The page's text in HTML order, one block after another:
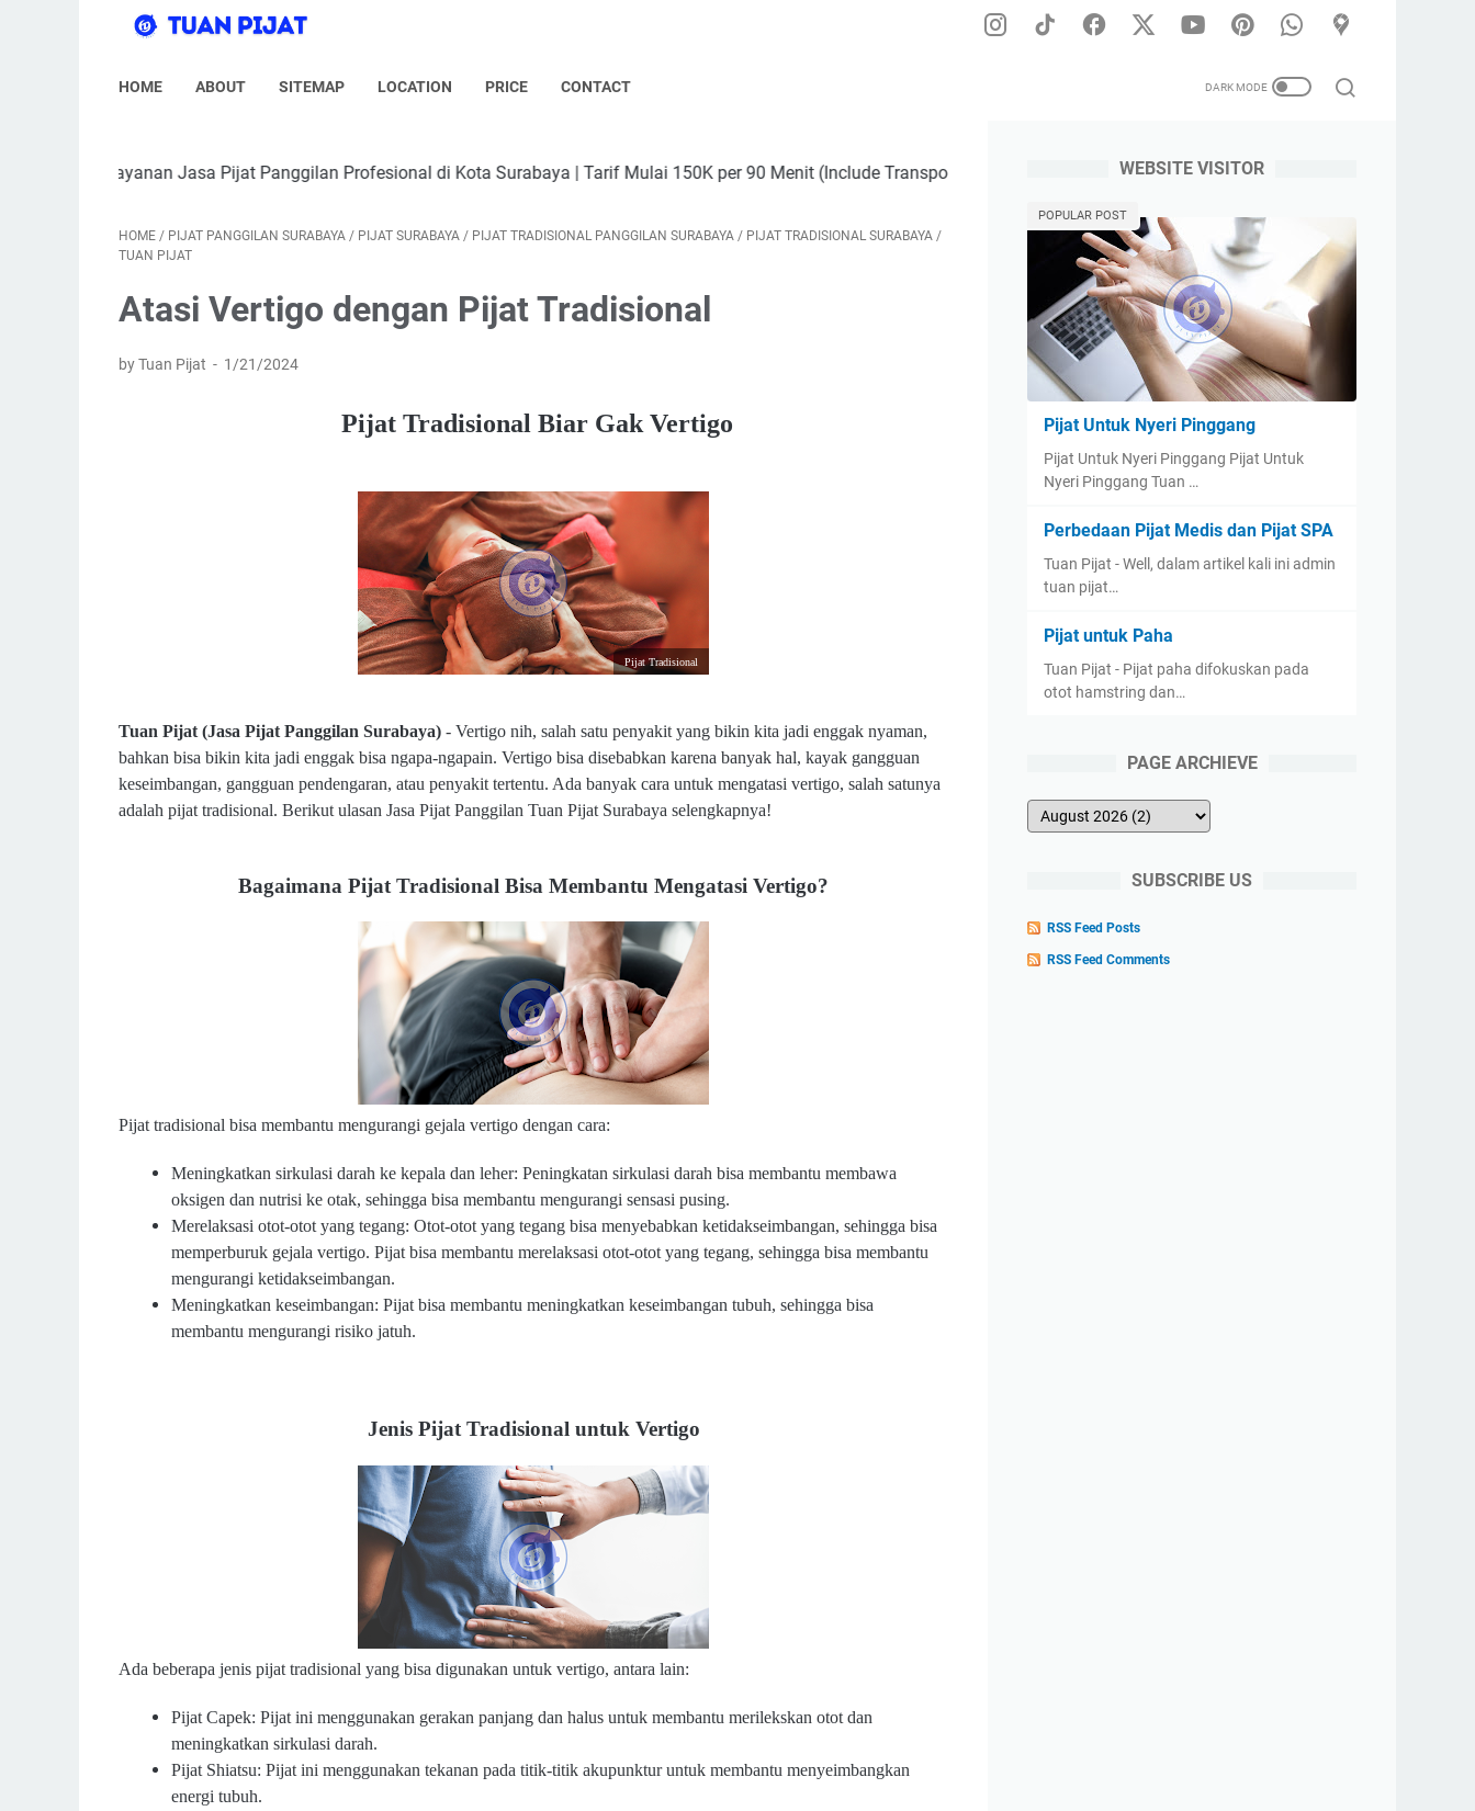
HOME ABOUT SITEMAP LOCATION PRICE CONTACT
Jasa Pijat Panggilan Profesional di Kota Surabaya | Tarif Mulai 150K per 90 Menit (Include Transport) | Tersedia Terapis Pria dan Wanita | Melayani Panggilan Untuk Seluruh Wilayah
HOME / PIJAT PANGGILAN SURABAYA / PIJAT SURABAYA / PIJAT TRADISIONAL PANGGILAN SURABAYA / PIJAT TRADISIONAL SURABAYA /
TUAN PIJAT
Atasi Vertigo dengan Pijat Tradisional
by Tuan Pijat 1/21/2024
Pijat Tradisional Biar Gak Vertigo
Pijat Tradisional
Tuan Pijat (Jasa Pijat Panggilan Surabaya) - Vertigo nih, salah satu penyakit yang bikin kita jadi enggak nyaman,
bahkan bisa bikin kita jadi enggak bisa ngapa-ngapain. Vertigo bisa disebabkan karena banyak hal, kayak gangguan
keseimbangan, gangguan pendengaran, atau penyakit tertentu. Ada banyak cara untuk mengatasi vertigo, salah satunya
adalah pijat tradisional. Berikut ulasan Jasa Pijat Panggilan Tuan Pijat Surabaya selengkapnya!
Bagaimana Pijat Tradisional Bisa Membantu Mengatasi Vertigo?
Pijat tradisional bisa membantu mengurangi gejala vertigo dengan cara:
Meningkatkan sirkulasi darah ke kepala dan leher: Peningkatan sirkulasi darah bisa membantu membawa
oksigen dan nutrisi ke otak, sehingga bisa membantu mengurangi sensasi pusing.
Merelaksasi otot-otot yang tegang: Otot-otot yang tegang bisa menyebabkan ketidakseimbangan, sehingga bisa
memperburuk gejala vertigo. Pijat bisa membantu merelaksasi otot-otot yang tegang, sehingga bisa membantu
mengurangi ketidakseimbangan.
Meningkatkan keseimbangan: Pijat bisa membantu meningkatkan keseimbangan tubuh, sehingga bisa
membantu mengurangi risiko jatuh.
Jenis Pijat Tradisional untuk Vertigo
Ada beberapa jenis pijat tradisional yang bisa digunakan untuk vertigo, antara lain:
Pijat Capek: Pijat ini menggunakan gerakan panjang dan halus untuk membantu merilekskan otot dan
meningkatkan sirkulasi darah.
Pijat Shiatsu: Pijat ini menggunakan tekanan pada titik-titik akupunktur untuk membantu menyeimbangkan
energi tubuh.
WEBSITE VISITOR
POPULAR POST
Pijat Untuk Nyeri Pinggang
Pijat Untuk Nyeri Pinggang Pijat Untuk
Nyeri Pinggang Tuan …
Perbedaan Pijat Medis dan Pijat SPA
Tuan Pijat - Well, dalam artikel kali ini admin
tuan pijat…
Pijat untuk Paha
Tuan Pijat - Pijat paha difokuskan pada
otot hamstring dan…
PAGE ARCHIEVE
SUBSCRIBE US
RSS Feed Posts
RSS Feed Comments